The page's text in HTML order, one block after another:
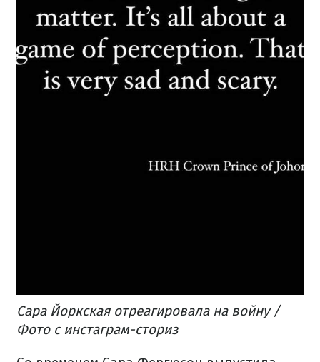
Сара Йоркская отреагировала на войну /
Фото с инстаграм-сториз